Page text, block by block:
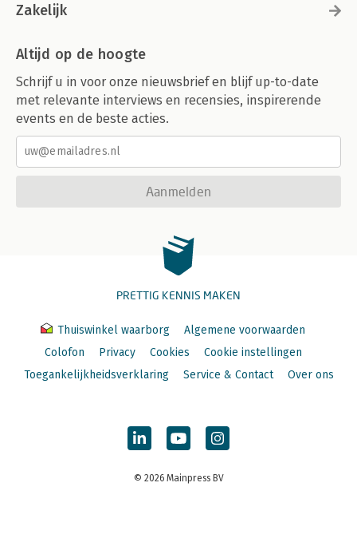
Zakelijk
Altijd op de hoogte
Schrijf u in voor onze nieuwsbrief en blijf up-to-date
met relevante interviews en recensies, inspirerende
events en de beste acties.
Aanmelden
PRETTIG KENNIS MAKEN
Thuiswinkel waarborg
Algemene voorwaarden
Colofon
Privacy Cookies
Cookie instellingen
Toegankelijkheidsverklaring
Service & Contact Over ons
© 2026 Mainpress BV